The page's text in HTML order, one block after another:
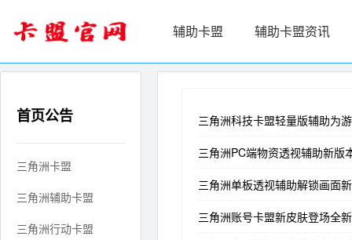
辅助卡盟 辅助卡盟资讯
首页公告
三角洲卡盟
三角洲辅助卡盟
三角洲行动卡盟
三角洲科技卡盟轻量版辅助为
三角洲PC端物资透视辅助新版
三角洲单板透视辅助解锁画面
三角洲账号卡盟新皮肤登场全